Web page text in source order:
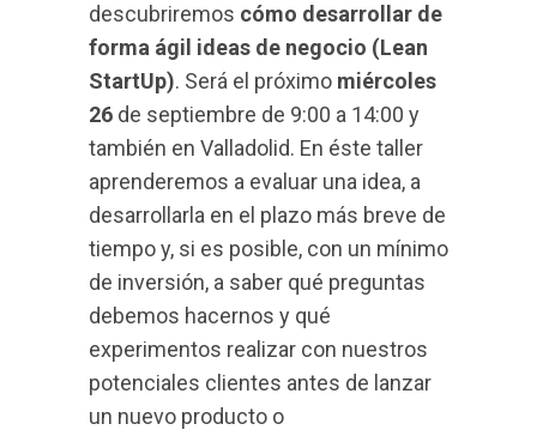
descubriremos cómo desarrollar de
forma ágil ideas de negocio (Lean
StartUp). Será el próximo miércoles
26 de septiembre de 9:00 a 14:00 y
también en Valladolid. En éste taller
aprenderemos a evaluar una idea, a
desarrollarla en el plazo más breve de
tiempo y, si es posible, con un mínimo
de inversión, a saber qué preguntas
debemos hacernos y qué
experimentos realizar con nuestros
potenciales clientes antes de lanzar
un nuevo producto o